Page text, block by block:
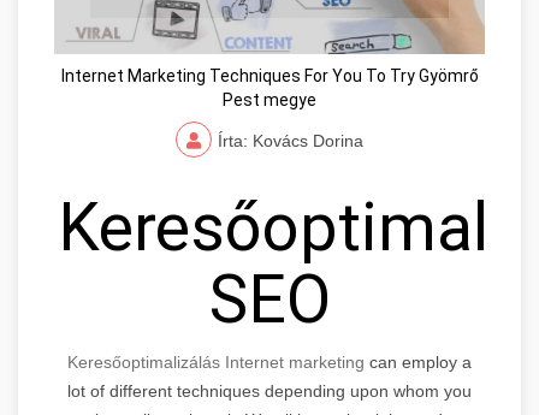
Internet Marketing Techniques For You To Try Gyömrő
Pest megye
Írta: Kovács Dorina
SEO
Keresőoptimalizálás Internet marketing can employ a
lot of different techniques depending upon whom you